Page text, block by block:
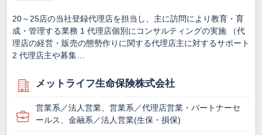
20～25店の当社登録代理店を担当し、主に訪問により教育・育
成・管理する業務 1 代理店個別にコンサルティングの実施 （代
理店の経営・販売の態勢作りに関する代理店主に対するサポート
2 代理店主や募集…
メットライフ生命保険株式会社
営業系／法人営業、営業系／代理店営業・パートナーセ
ールス、金融系／法人営業(生保・損保)